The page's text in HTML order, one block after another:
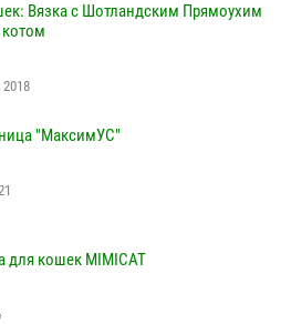
Вязка с Шотландским Прямоухим
"МаксимУС"
для кошек MIMICAT